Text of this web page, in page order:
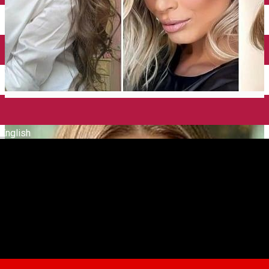
English